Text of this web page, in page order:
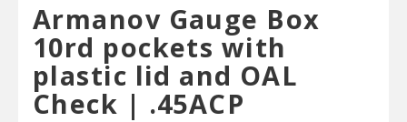
Armanov Gauge Box
10rd pockets with
plastic lid and OAL
Check | .45ACP